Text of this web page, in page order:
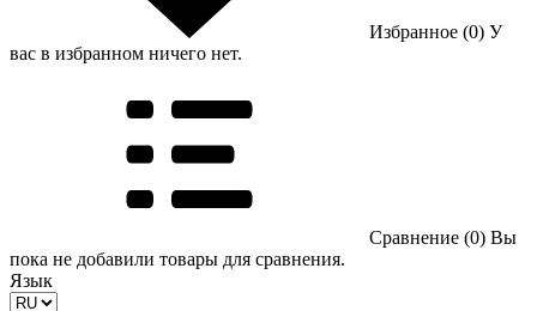
Избранное (0) У
вас в избранном ничего нет.
Сравнение (0) Вы
пока не добавили товары для сравнения.
Язык